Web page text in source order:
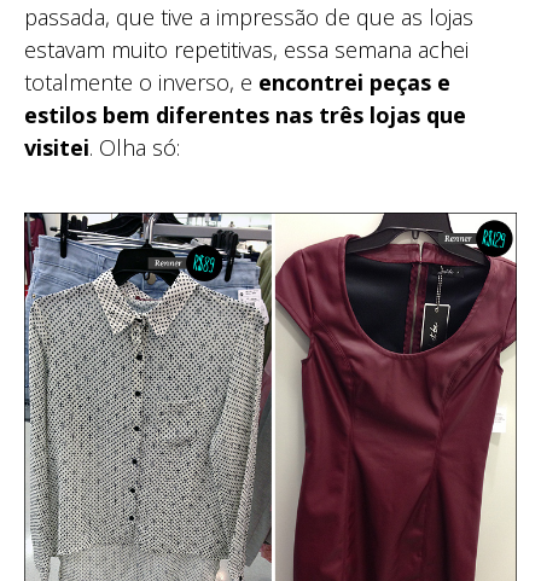
passada, que tive a impressão de que as lojas
estavam muito repetitivas, essa semana achei
totalmente o inverso, e encontrei peças e
estilos bem diferentes nas três lojas que
visitei. Olha só: